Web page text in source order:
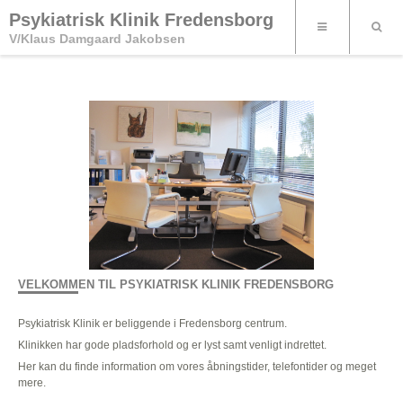
Psykiatrisk Klinik Fredensborg
V/Klaus Damgaard Jakobsen
VELKOMMEN TIL PSYKIATRISK KLINIK FREDENSBORG
Psykiatrisk Klinik er beliggende i Fredensborg centrum.
Klinikken har gode pladsforhold og er lyst samt venligt indrettet.
Her kan du finde information om vores åbningstider, telefontider og meget
mere.